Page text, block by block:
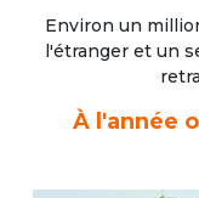
Environ un
l'étrangeret un
À l'année